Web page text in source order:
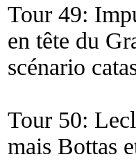
Tour 49:
en tête du
scénario
Tour 50:
mais Bottas